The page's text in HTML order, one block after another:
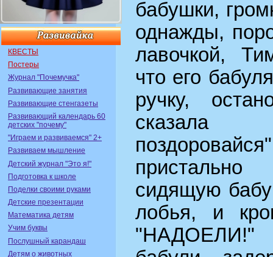
КВЕСТЫ
Постеры
Журнал "Почемучка"
Развивающие занятия
Развивающие стенгазеты
Развивающий календарь 60
детских "почему"
"Играем и развиваемся" 2+
Развиваем мышление
Детский журнал "Это я!"
Подготовка к школе
Поделки своими руками
Детские презентации
Математика детям
Учим буквы
Послушный карандаш
Детям о животных
бабушки,
однажды,
лавочкой,
что его
ручку,
сказала
сидящую
лобья, и
"НАДОЕЛИ!"